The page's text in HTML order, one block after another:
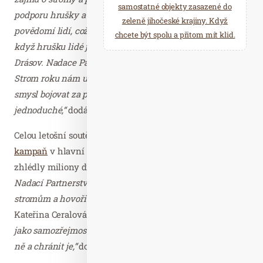
podporu hrušky a společnými silami ji dostali do
povědomí lidí, což byl pro nás cíl. Máme velkou radost,
když hrušku lidé jezdí obdivovat do naší krásné obce
Drásov. Nadace Partnerství dělá skvělou práci a anketa
Strom roku nám ukázala, že i v dnešní těžké době má
smysl bojovat za přírodu, ale teď už víme, že to není
jednoduché,“dodávají Kopáčkovi.
Celou letošní soutěž doprovázela
kampaň v hlavní roli s Vladimírem Kořenem, kterou
zhlédly miliony diváků.
Nadací Partnerství je získat větší pozornost veřejnosti ke
stromům a hovořit také o jejich roli v přírodě,“
Kateřina Ceralová z Ondrášovky.
jako samozřejmost, ale všímat si jich kolem nás, pečovat o
ně a chránit je,“dodává.
samostatné objekty zasazené do
zeleně jihočeské krajiny. Když
chcete být spolu a přitom mít klid.